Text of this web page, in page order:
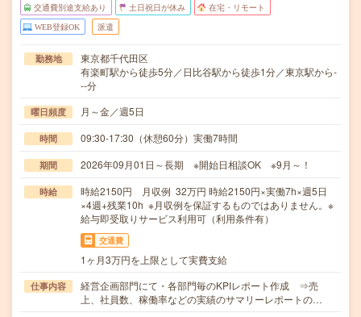
交通費別途支給あり 土日祝日が休み 在宅・リモート
WEB登録OK 派遣
勤務地
東京都千代田区
有楽町駅から徒歩5分／日比谷駅から徒歩1分／東京駅から-
--分
曜日頻度 月～金／週5日
時間 09:30-17:30（休憩60分）実働7時間
期間 2026年09月01日～長期 ※開始日相談OK ※9月～！
時給
時給2150円 月収例 32万円 時給2150円×実働7h×週5日
×4週+残業10h ※月収例を保証するものではありません。※
給与即受取りサービス利用可（利用条件有）
交通費
1ヶ月3万円を上限として実費支給
仕事内容
経営企画部門にて・各部門毎のKPIレポート作成 ⇒売
上、社員数、稼働率などの実績のサマリーレポートの…